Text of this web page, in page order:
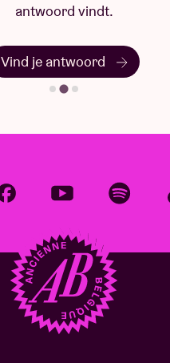
antwoord vindt.
Vind je antwoord